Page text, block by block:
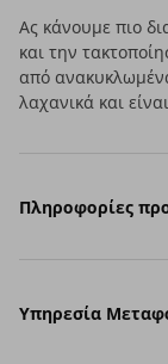
Ας κάνουμε πιο
και την
από
λαχανικά και
Πληροφορίες
Υπηρεσία